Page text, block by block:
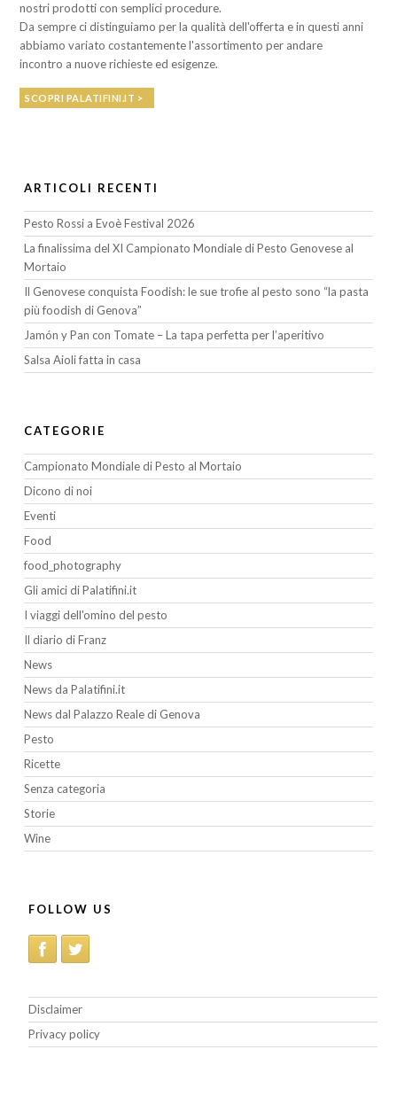
nostri prodotti con semplici procedure.
Da sempre ci distinguiamo per la qualità dell'offerta e in questi anni
abbiamo variato costantemente l'assortimento per andare
incontro a nuove richieste ed esigenze.
SCOPRI PALATIFINI.IT >
ARTICOLI RECENTI
Pesto Rossi a Evoè Festival 2026
La finalissima del XI Campionato Mondiale di Pesto Genovese al
Mortaio
Il Genovese conquista Foodish: le sue trofie al pesto sono “la pasta
più foodish di Genova”
Jamón y Pan con Tomate – La tapa perfetta per l’aperitivo
Salsa Aioli fatta in casa
CATEGORIE
Campionato Mondiale di Pesto al Mortaio
Dicono di noi
Eventi
Food
food_photography
Gli amici di Palatifini.it
I viaggi dell'omino del pesto
Il diario di Franz
News
News da Palatifini.it
News dal Palazzo Reale di Genova
Pesto
Ricette
Senza categoria
Storie
Wine
FOLLOW US
Disclaimer
Privacy policy